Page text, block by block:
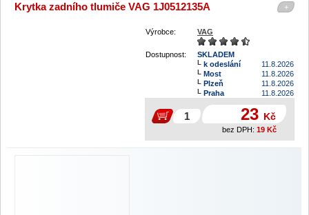
+
Krytka zadního tlumiče VAG 1J0512135A
Výrobce: VAG
Dostupnost:
SKLADEM
k odeslání
11.8.2026
Most
11.8.2026
Plzeň
11.8.2026
Praha
11.8.2026
23 Kč
bez DPH: 19 Kč